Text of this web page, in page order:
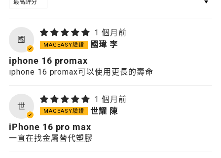
國
1 個月前
國瑋 李
iphone 16 promax
iphone 16 promax可以使用更長的壽命
世
1 個月前
世耀 陳
iPhone 16 pro max
一直在找金屬替代塑膠